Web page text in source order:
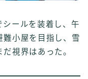
シールを装着し、午
難小屋を目指し、雪
視界はあった。